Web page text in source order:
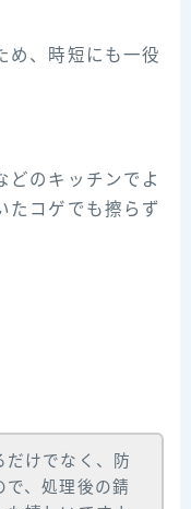
め、時短にも一役
どのキッチンでよ
たコゲでも擦らず
だけでなく、防
で、処理後の錆